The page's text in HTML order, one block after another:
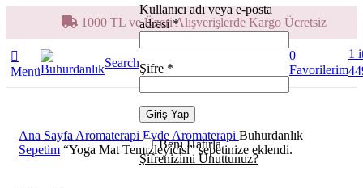
1000 TL ve Üzeri Alışverişlerde Kargo Ücretsiz
Menü
Search
Kullanıcı adı veya e-posta
adresi*
Şifre *
Giriş Yap
Şifrenizimi Unuttunuz?
Beni Hatırla
0
Favorilerim
1
Ana Sayfa Aromaterapi Evde Aromaterapi Buhurdanlık
Sepetim “Yoga Mat Temizleyicisi” sepetinize eklendi.